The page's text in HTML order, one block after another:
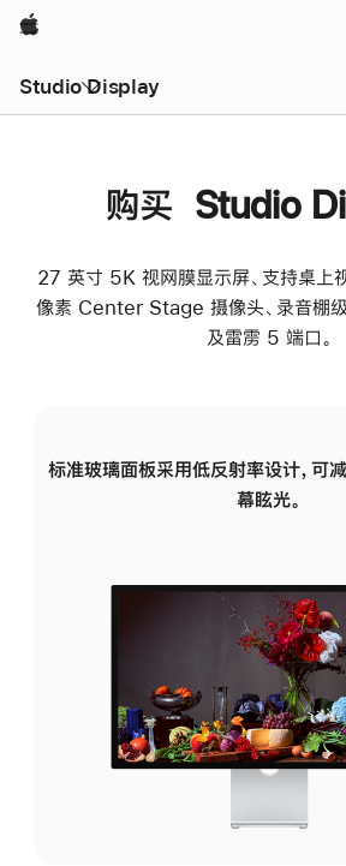
Apple
Studio Display
购买 Studio
27 英寸 5K 视网膜显示屏、支持桌上
像素 Center Stage 摄像头、录音棚级
及雷雳 5 端口。
标准玻璃面板采用低反射率设计，可
幕眩光。